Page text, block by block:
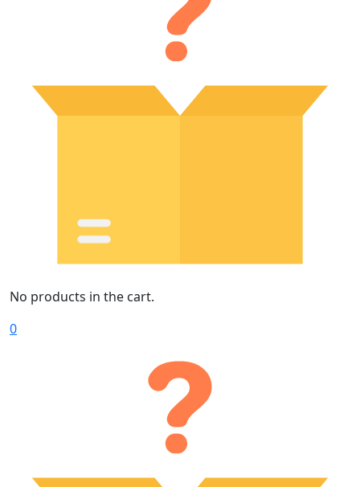
No products in the cart.
0